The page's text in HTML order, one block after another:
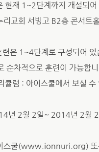
현재 1~2단계까지 개설되어
리교회 서빙고 B2층 콘서트
련은 1~4단계로 구성되어 있
순차적으로 훈련이 가능합
큘럼 : 아이스쿨에서 보실 수
년 2월 2일~ 2014년 2월
스쿨(www.ionnuri.org) 또